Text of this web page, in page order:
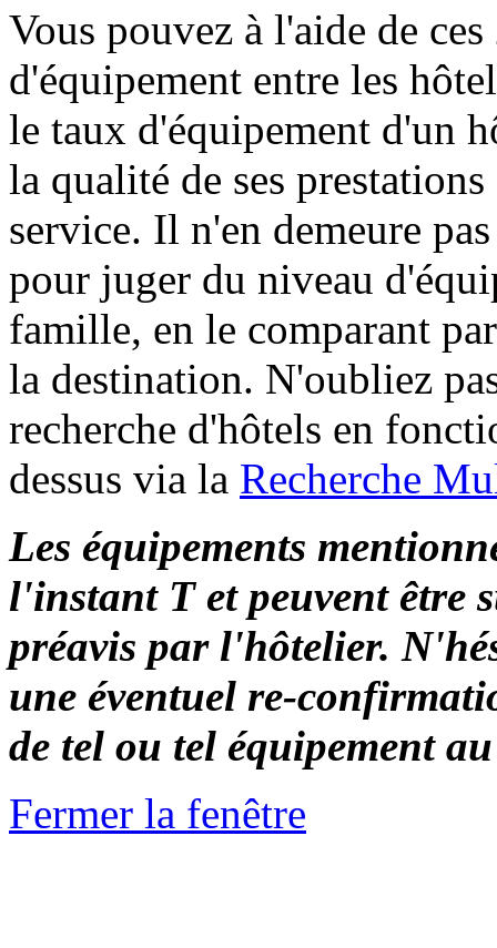
Vous pouvez à l'aide de
d'équipement entre les
le taux d'équipement d'un
la qualité de ses
service. Il n'en demeure
pour juger du niveau
famille, en le comparant
la destination. N'oubliez
recherche d'hôtels en
dessus via la Recherche
Les équipements
l'instant T et peuvent être
préavis par l'hôtelier.
une éventuel re-
de tel ou tel équipement
Fermer la fenêtre